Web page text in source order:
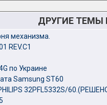
ДРУГИЕ ТЕМЫ
механизма.
REV.C1
по Украине
Samsung ST60
32PFL5332S/